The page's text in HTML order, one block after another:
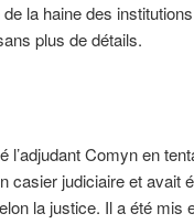
la haine des
plus de détails.
Comyn en
casier judiciaire et avait
la justice. Il a été mis